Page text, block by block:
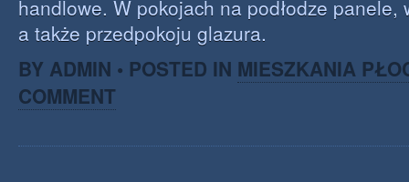
handlowe. W pokojach na podłodze panele,
a także przedpokoju glazura.
BY ADMIN • POSTED IN MIESZKANIA
COMMENT